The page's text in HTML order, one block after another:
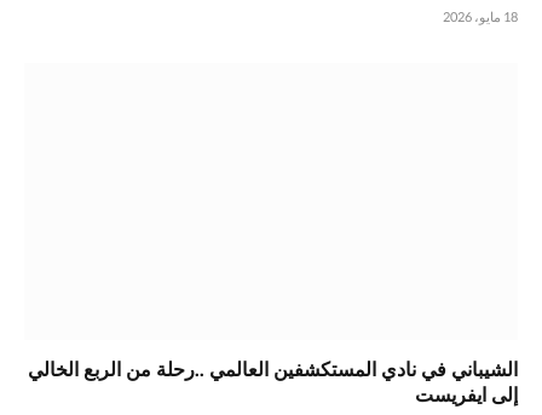
18 مايو، 2026
الشيباني في نادي المستكشفين العالمي ..رحلة من الربع الخالي
إلى ايفريست